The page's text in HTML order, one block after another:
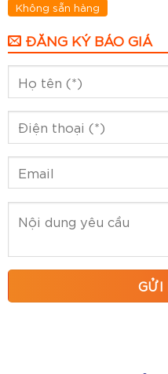
Không sẵn hàng
ĐĂNG KÝ BÁO GIÁ